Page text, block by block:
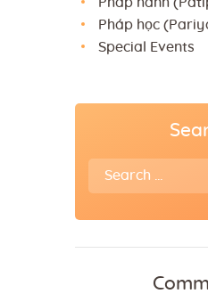
Pháp học
Special Events
Search
for: